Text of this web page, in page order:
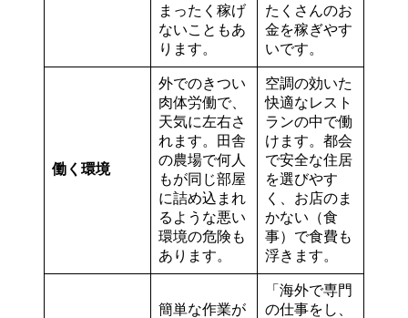
まったく稼げ
ないこともあ
ります。
たくさんのお
金を稼ぎやす
いです。
働く環境
外でのきつい
肉体労働で、
天気に左右さ
れます。田舎
の農場で何人
もが同じ部屋
に詰め込まれ
るような悪い
環境の危険も
あります。
空調の効いた
快適なレスト
ランの中で働
けます。都会
で安全な住居
を選びやす
く、お店のま
かない（食
事）で食費も
浮きます。
簡単な作業が
「海外で専門
の仕事をし、